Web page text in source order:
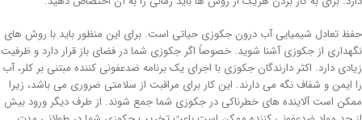
تعادل شیمیایی آب درون جکوزی حیاتی است. برای این منظور باید با روش های
از جکوزی آشنا شوید. خصوصاً اگر جکوزی شما در فضای باز قرار دارد و ظرفیت
دارد. اکثر دارندگان جکوزی با اجرای یک برنامه ضدعفونی کننده مبتنی بر کلر، آب
ایمن و شفاف نگه می دارند. این کار برای مراقبت از سلامتی ضروری می باشد، زیرا
است آلاینده های خطرناکی در جکوزی شما جمع شوند. از طرف دیگر ورود بیش